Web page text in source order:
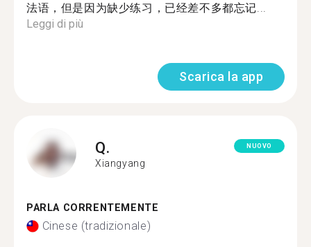
法语，但是因为缺少练习，已经差不多都忘记...
Leggi di più
Scarica la app
Q.
Xiangyang
NUOVO
PARLA CORRENTEMENTE
Cinese (tradizionale)